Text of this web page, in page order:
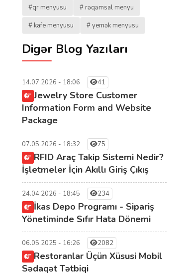
#qr menyusu
# rəqəmsal menyu
# kafe menyusu
# yemək menyusu
Digər Blog Yazıları
14.07.2026 - 18:06 41
Jewelry Store Customer
Information Form and Website
Package
07.05.2026 - 18:32 75
RFID Araç Takip Sistemi Nedir?
İşletmeler İçin Akıllı Giriş Çıkış
24.04.2026 - 18:45 234
İkas Depo Programı - Sipariş
Yönetiminde Sıfır Hata Dönemi
06.05.2025 - 16:26 2082
Restoranlar Üçün Xüsusi Mobil
Sədaqət Tətbiqi